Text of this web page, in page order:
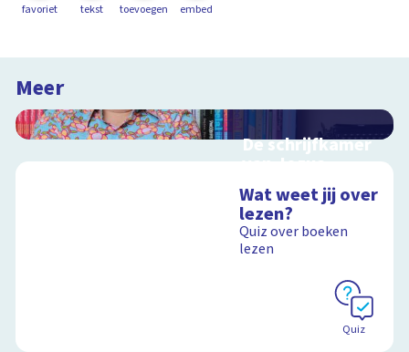
favoriet tekst toevoegen embed
Meer
De schrijfkamer
van Jozua
Douglas
Interactieve
schoolplaat bij de
Kinderboekenweek
2018
Schoolplaat
Wat weet jij over
lezen?
Quiz over boeken
lezen
Quiz